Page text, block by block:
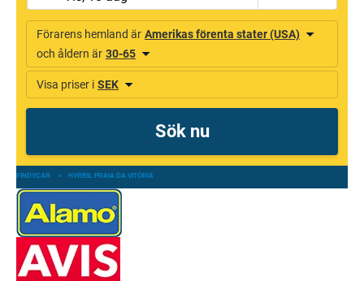
FINDYCAR » HYRBIL PRAIA DA VITÓRIA